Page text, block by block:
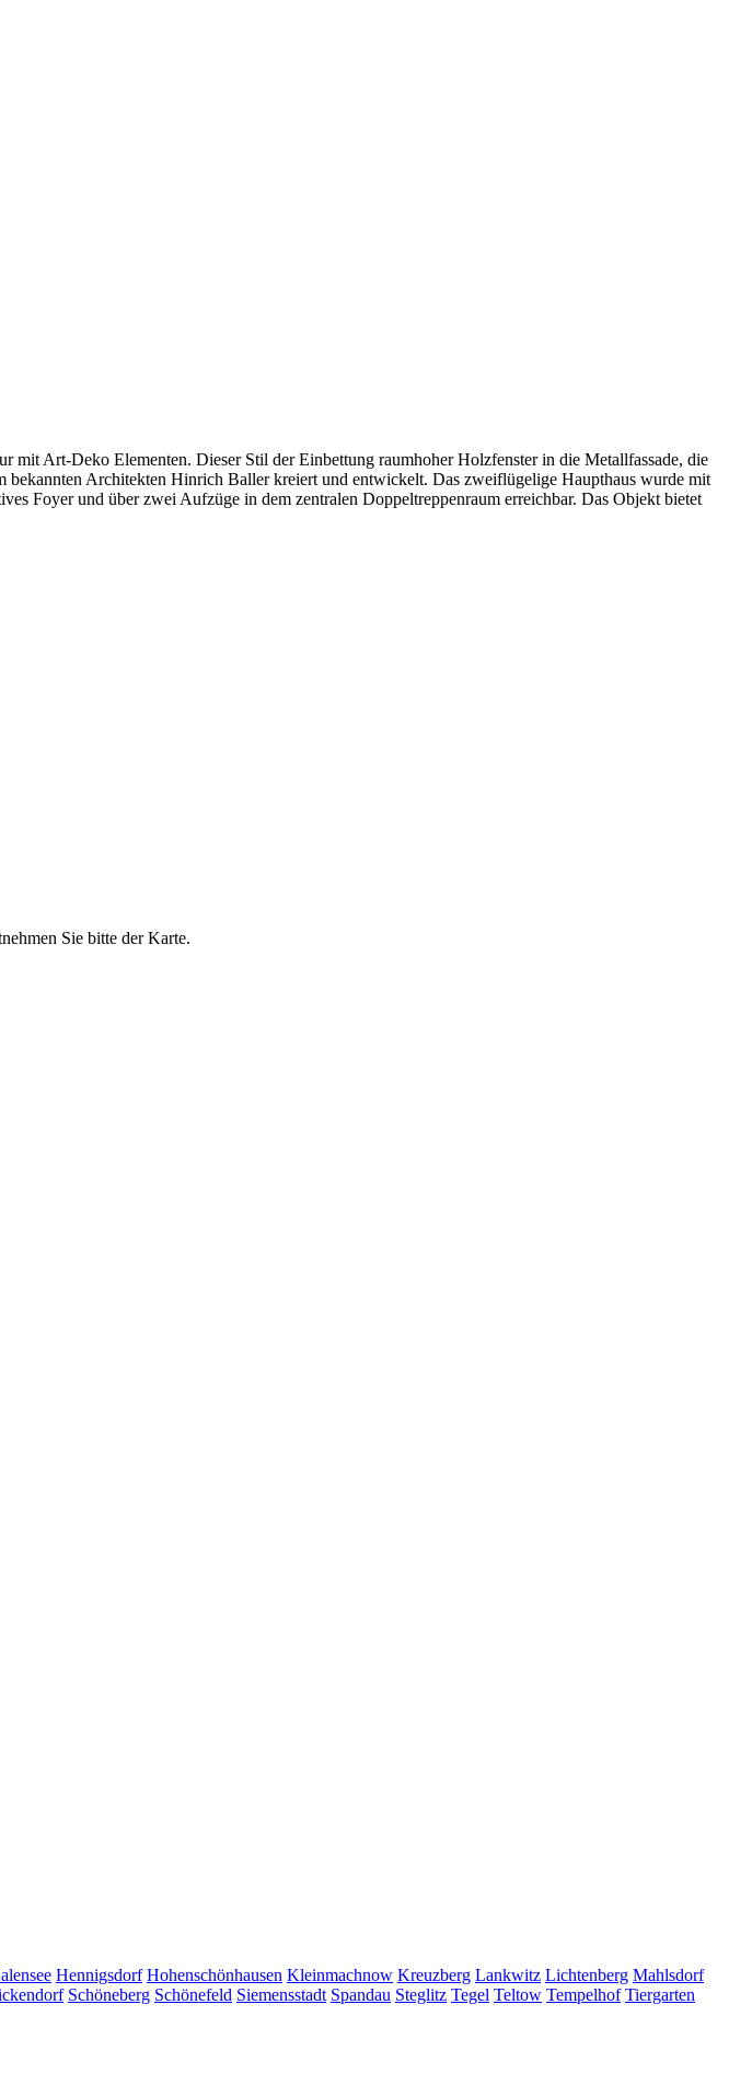
mit Art-Deko Elementen. Dieser Stil der Einbettung raumhoher Holzfenster in die Metallfassade, die
Architekten Hinrich Baller kreiert und entwickelt. Das zweiflügelige Haupthaus wurde mit
Foyer und über zwei Aufzüge in dem zentralen Doppeltreppenraum erreichbar. Das Objekt bietet
Sie bitte der Karte.
Hennigsdorf Hohenschönhausen Kleinmachnow Kreuzberg Lankwitz Lichtenberg Mahlsdorf
Schöneberg Schönefeld Siemensstadt Spandau Steglitz Tegel Teltow Tempelhof Tiergarten